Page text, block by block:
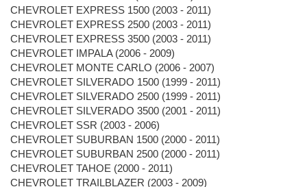
CHEVROLET EXPRESS 1500 (2003 - 2011)
CHEVROLET EXPRESS 2500 (2003 - 2011)
CHEVROLET EXPRESS 3500 (2003 - 2011)
CHEVROLET IMPALA (2006 - 2009)
CHEVROLET MONTE CARLO (2006 - 2007)
CHEVROLET SILVERADO 1500 (1999 - 2011)
CHEVROLET SILVERADO 2500 (1999 - 2011)
CHEVROLET SILVERADO 3500 (2001 - 2011)
CHEVROLET SSR (2003 - 2006)
CHEVROLET SUBURBAN 1500 (2000 - 2011)
CHEVROLET SUBURBAN 2500 (2000 - 2011)
CHEVROLET TAHOE (2000 - 2011)
CHEVROLET TRAILBLAZER (2003 - 2009)